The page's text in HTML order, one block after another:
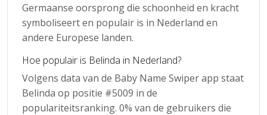
Germaanse oorsprong die schoonheid en kracht
symboliseert en populair is in Nederland en
andere Europese landen.
Hoe populair is Belinda in Nederland?
Volgens data van de Baby Name Swiper app staat
Belinda op positie #5009 in de
populariteitsranking. 0% van de gebruikers die